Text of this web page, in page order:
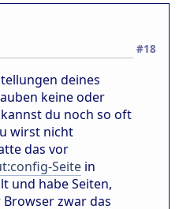
#18
deines
keine oder
du noch so oft
wirst nicht
das vor
Seite in
und habe Seiten,
zwar das